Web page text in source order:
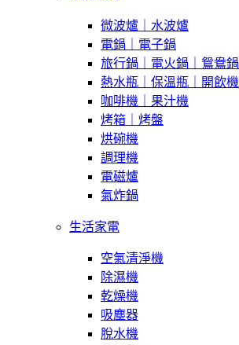
微波爐｜水波爐
電鍋｜電子鍋
旅行鍋｜電火鍋｜鴛鴦鍋
熱水瓶｜保溫瓶｜開飲機
咖啡機｜果汁機
烤箱｜烤盤
烘碗機
調理機
電磁爐
氣炸鍋
生活家電
空氣清淨機
除濕機
乾燥機
吸塵器
脫水機